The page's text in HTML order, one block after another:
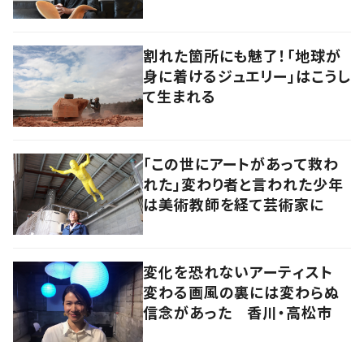
割れた箇所にも魅了！「地球が
身に着けるジュエリー」はこうし
て生まれる
「この世にアートがあって救わ
れた」変わり者と言われた少年
は美術教師を経て芸術家に
変化を恐れないアーティスト
変わる画風の裏には変わらぬ
信念があった 香川・高松市